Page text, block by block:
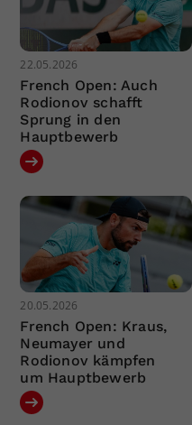
22.05.2026
French Open: Auch
Rodionov schafft
Sprung in den
Hauptbewerb
20.05.2026
French Open: Kraus,
Neumayer und
Rodionov kämpfen
um Hauptbewerb